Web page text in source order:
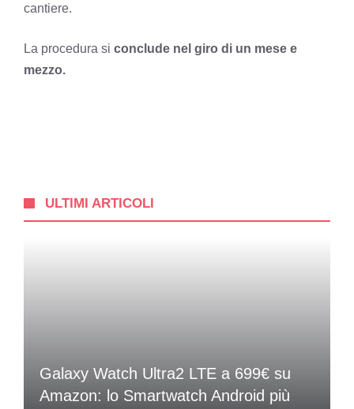
cantiere.
La procedura si conclude nel giro di un mese e
mezzo.
ULTIMI ARTICOLI
Galaxy Watch Ultra2 LTE a 699€ su
Amazon: lo Smartwatch Android più